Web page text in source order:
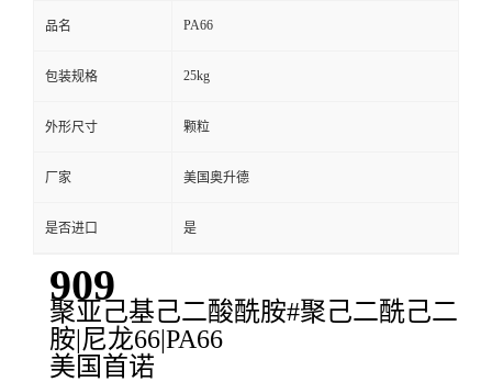
品名 PA66
包装规格 25kg
外形尺寸 颗粒
厂家 美国奥升德
是否进口 是
909
聚亚己基己二酸酰胺#聚己二酰己二
胺|尼龙66|PA66
美国首诺